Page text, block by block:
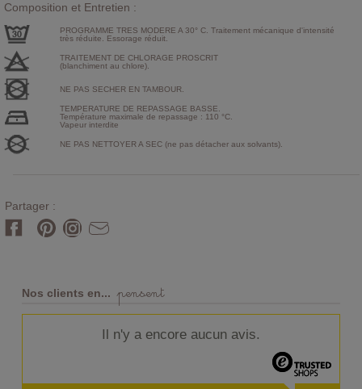
Composition et Entretien :
PROGRAMME TRES MODERE A 30° C. Traitement mécanique d'intensité
très réduite. Essorage réduit.
TRAITEMENT DE CHLORAGE PROSCRIT
(blanchiment au chlore).
NE PAS SECHER EN TAMBOUR.
TEMPERATURE DE REPASSAGE BASSE.
Température maximale de repassage : 110 °C.
Vapeur interdite
NE PAS NETTOYER A SEC (ne pas détacher aux solvants).
Partager :
Nos clients en... pensent
Il n'y a encore aucun avis.